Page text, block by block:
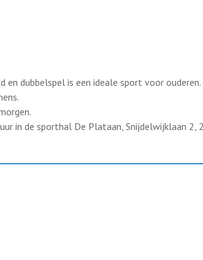
dubbelspel is een ideale sport voor
in de sporthal De Plataan, Snijdelwijklaan 2,